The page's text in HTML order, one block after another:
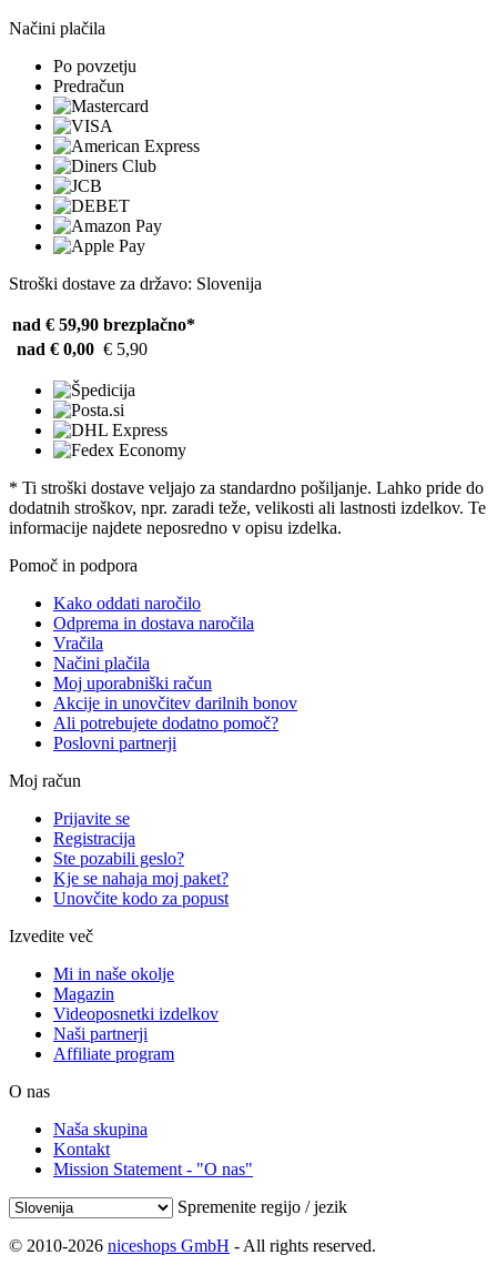
Načini plačila
Po povzetju
Predračun
Stroški dostave za državo: Slovenija
nad € 59,90 brezplačno*
nad € 0,00 € 5,90
* Ti stroški dostave veljajo za standardno pošiljanje. Lahko pride do
dodatnih stroškov, npr. zaradi teže, velikosti ali lastnosti izdelkov. Te
informacije najdete neposredno v opisu izdelka.
Pomoč in podpora
Kako oddati naročilo
Odprema in dostava naročila
Vračila
Načini plačila
Moj uporabniški račun
Akcije in unovčitev darilnih bonov
Ali potrebujete dodatno pomoč?
Poslovni partnerji
Moj račun
Prijavite se
Registracija
Ste pozabili geslo?
Kje se nahaja moj paket?
Unovčite kodo za popust
Izvedite več
Mi in naše okolje
Magazin
Videoposnetki izdelkov
Naši partnerji
Affiliate program
O nas
Naša skupina
Kontakt
Mission Statement - "O nas"
Spremenite regijo / jezik
© 2010-2026 niceshops GmbH - All rights reserved.